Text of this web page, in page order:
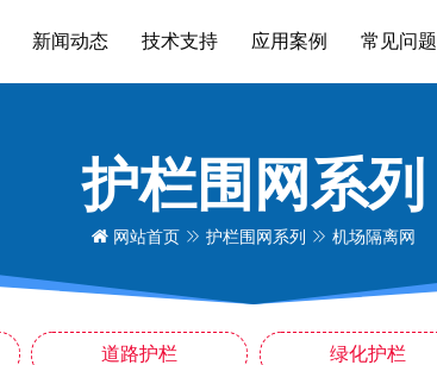
新闻动态 技术支持 应用案例 常见问题
护栏围网系列
网站首页 护栏围网系列 机场隔离网
道路护栏 绿化护栏